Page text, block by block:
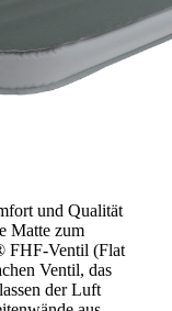
und Qualität
Matte zum
FHF-Ventil (Flat
Ventil, das
der Luft